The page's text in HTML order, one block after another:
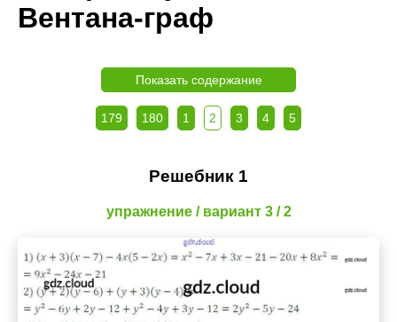
Вентана-граф
Показать содержание
179 180 1 2 3 4 5
Решебник 1
упражнение / вариант 3 / 2